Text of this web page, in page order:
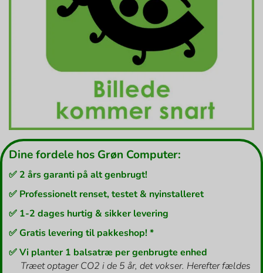
Dine fordele hos Grøn Computer:
✅ 2 års garanti på alt genbrugt!
✅ Professionelt renset, testet & nyinstalleret
✅ 1-2 dages hurtig & sikker levering
✅ Gratis levering til pakkeshop! *
✅ Vi planter 1 balsatræ per genbrugte enhed
Træet optager CO2 i de 5 år, det vokser. Herefter fældes